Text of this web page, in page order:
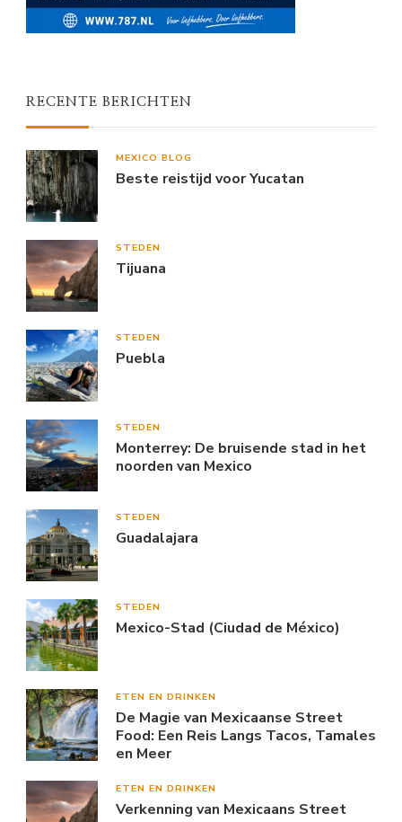
RECENTE BERICHTEN
MEXICO BLOG
Beste reistijd voor Yucatan
STEDEN
Tijuana
STEDEN
Puebla
STEDEN
Monterrey: De bruisende stad in het
noorden van Mexico
STEDEN
Guadalajara
STEDEN
Mexico-Stad (Ciudad de México)
ETEN EN DRINKEN
De Magie van Mexicaanse Street
Food: Een Reis Langs Tacos, Tamales
en Meer
ETEN EN DRINKEN
Verkenning van Mexicaans Street